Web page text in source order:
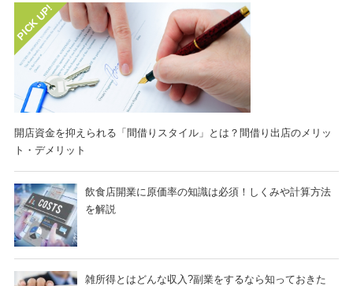
開店資金を抑えられる「間借りスタイル」とは？間借り出店のメリッ
ト・デメリット
飲食店開業に原価率の知識は必須！しくみや計算方法
を解説
雑所得とはどんな収入?副業をするなら知っておきた